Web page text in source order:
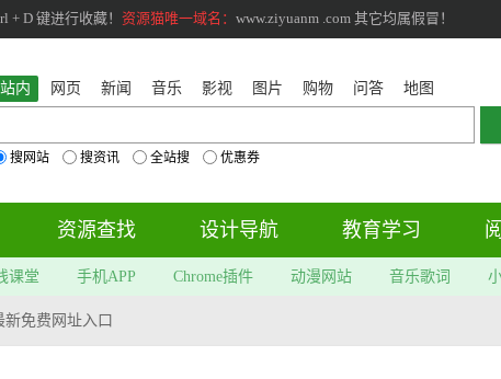
D 键进行收藏！ 资源猫唯一域名： www.ziyuanm .com 其它均属假冒！
站内 网页 新闻 音乐 影视 图片 购物 问答 地图
搜网站 搜资讯 全站搜 优惠券
资源查找 设计导航 教育学习
课堂 手机APP Chrome插件 动漫网站 音乐歌词
新免费网址入口